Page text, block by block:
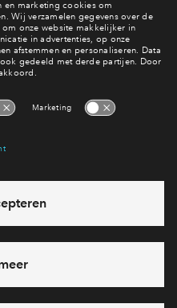
het belangrijkste nieuws en